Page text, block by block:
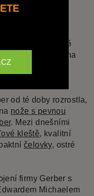
ručně
určitě neměla na
z
od té doby rozrostla,
nože s pevnou
. Mezi dnešními
kleště, kvalitní
čelovky, ostré
firmy Gerber s
Michaelem